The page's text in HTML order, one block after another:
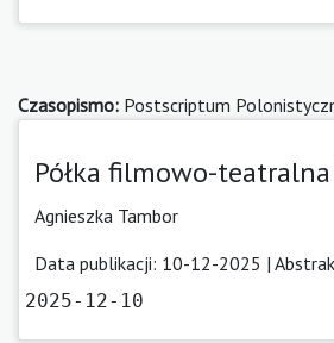
Czasopismo: Postscriptum
Półka filmowo-
Agnieszka Tambor
Data publikacji: 10-12-2025 |
2025-12-10